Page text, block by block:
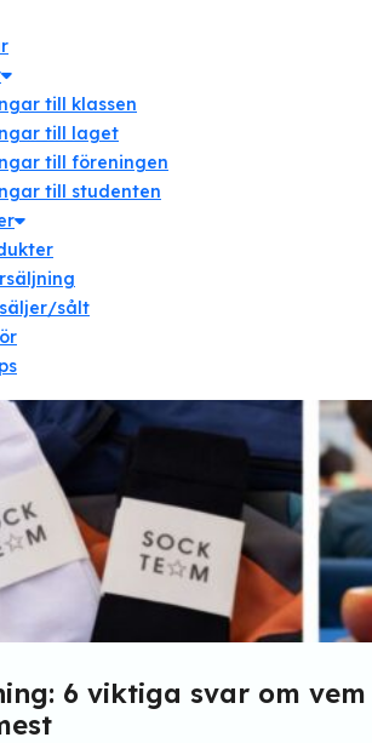
till klassen
till laget
till föreningen
till studenten
sålt
6 viktiga svar om vem